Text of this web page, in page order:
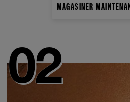
MAGASINER